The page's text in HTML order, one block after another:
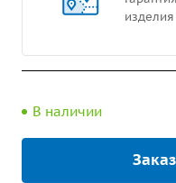
В наличии